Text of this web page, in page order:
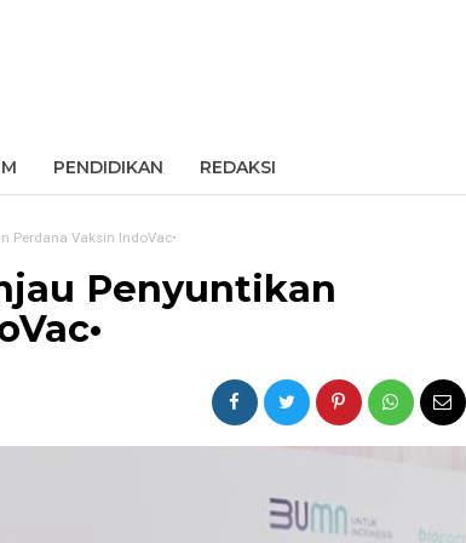
PENDIDIKAN REDAKSI
Perdana Vaksin IndoVac•
Penyuntikan